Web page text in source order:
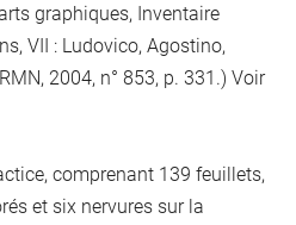
graphiques, Inventaire
VII : Ludovico, Agostino,
2004, n° 853, p. 331.) Voir
comprenant 139 feuillets,
et six nervures sur la